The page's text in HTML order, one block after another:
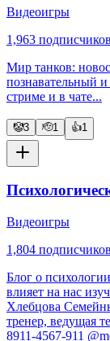
Видеоигры
1,963 подписчиков
Мир танков:
познавательный
стриме и в чате...
🤡3 🫡1 👍1
Видеоигры
1,804 подписчиков
Блог о
влияет на нас
Хлебцова
тренер, ведущая
8911-4567-911